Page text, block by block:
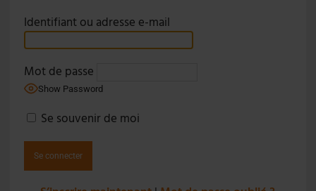
Identifiant ou adresse e-mail
Mot de passe
Show Password
Se souvenir de moi